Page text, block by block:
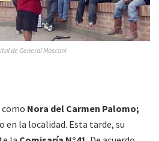
de General Mosconi
Nora del Carmen Palomo;
en la localidad. Esta tarde, su